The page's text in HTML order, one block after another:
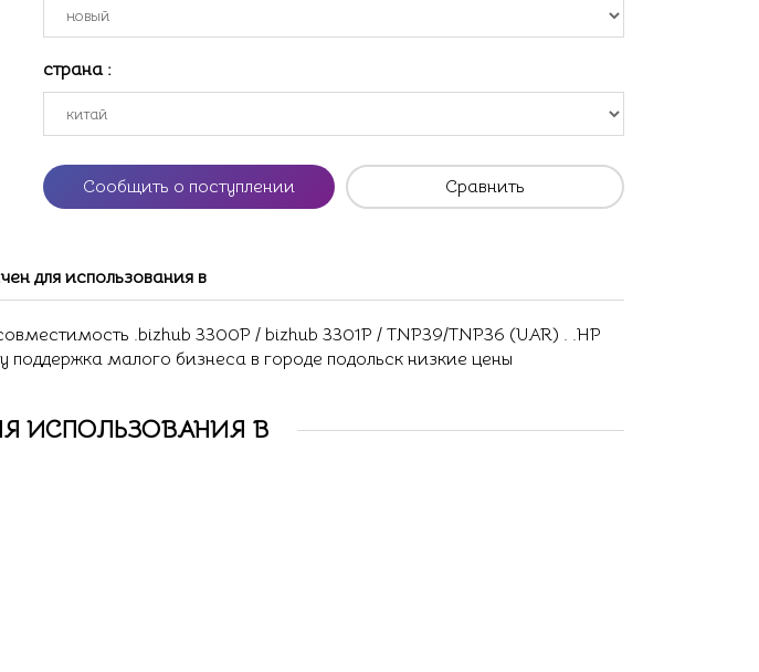
страна :
Сообщить о поступлении Сравнить
для использования в
.bizhub 3300P / bizhub 3301P / TNP39/TNP36 (UAR) . .HP
поддержка малого бизнеса в городе подольск низкие цены
ИСПОЛЬЗОВАНИЯ В